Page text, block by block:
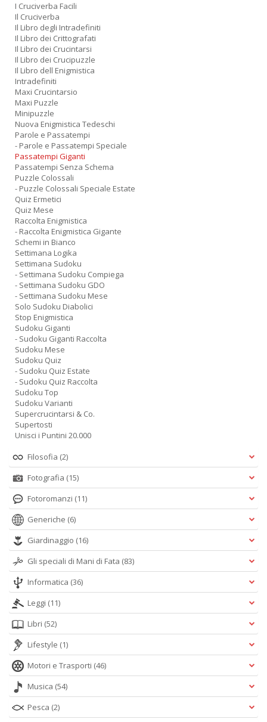
I Cruciverba Facili
Il Cruciverba
Il Libro degli Intradefiniti
Il Libro dei Crittografati
Il Libro dei Crucintarsi
Il Libro dei Crucipuzzle
Il Libro dell Enigmistica
Intradefiniti
Maxi Crucintarsio
Maxi Puzzle
Minipuzzle
Nuova Enigmistica Tedeschi
Parole e Passatempi
- Parole e Passatempi Speciale
Passatempi Giganti
Passatempi Senza Schema
Puzzle Colossali
- Puzzle Colossali Speciale Estate
Quiz Ermetici
Quiz Mese
Raccolta Enigmistica
- Raccolta Enigmistica Gigante
Schemi in Bianco
Settimana Logika
Settimana Sudoku
- Settimana Sudoku Compiega
- Settimana Sudoku GDO
- Settimana Sudoku Mese
Solo Sudoku Diabolici
Stop Enigmistica
Sudoku Giganti
- Sudoku Giganti Raccolta
Sudoku Mese
Sudoku Quiz
- Sudoku Quiz Estate
- Sudoku Quiz Raccolta
Sudoku Top
Sudoku Varianti
Supercrucintarsi & Co.
Supertosti
Unisci i Puntini 20.000
Filosofia (2)
Fotografia (15)
Fotoromanzi (11)
Generiche (6)
Giardinaggio (16)
Gli speciali di Mani di Fata (83)
Informatica (36)
Leggi (11)
Libri (52)
Lifestyle (1)
Motori e Trasporti (46)
Musica (54)
Pesca (2)